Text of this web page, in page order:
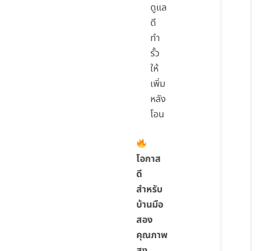
ดูแล
ดี
ทำ
รั้ว
ให้
เพิ่ม
หลัง
โอน
โอกาส
ดี
สำหรับ
บ้านมือ
สอง
คุณภาพ